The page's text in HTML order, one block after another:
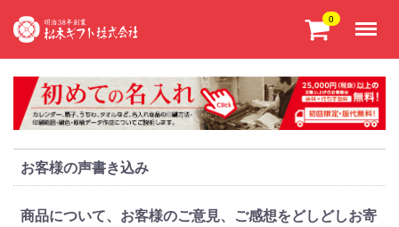
0
お客様の声書き込み
商品について、お客様のご意見、ご感想をどしどしお寄